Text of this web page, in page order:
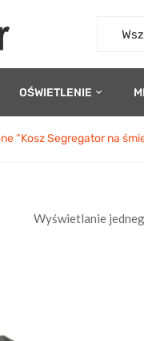
OŚWIETLENIE
“Kosz Segregator na
Wyświetlanie